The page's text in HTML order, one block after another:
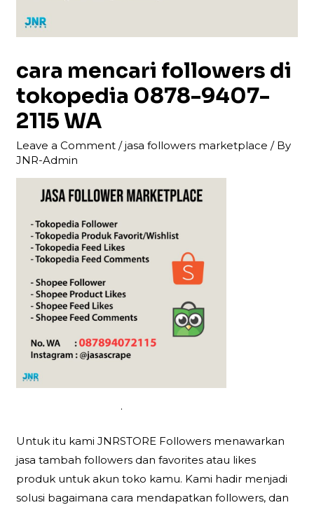
cara mencari followers di
tokopedia 0878-9407-
2115 WA
Leave a Comment /jasa followers marketplace / By
JNR-Admin
.
Untuk itu kami JNRSTORE Followers menawarkan
jasa tambah followers dan favorites atau likes
produk untuk akun toko kamu. Kami hadir menjadi
solusi bagaimana cara mendapatkan followers, dan